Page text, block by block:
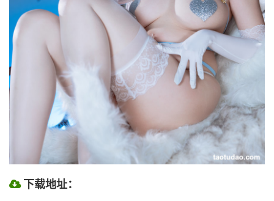
下载地址：